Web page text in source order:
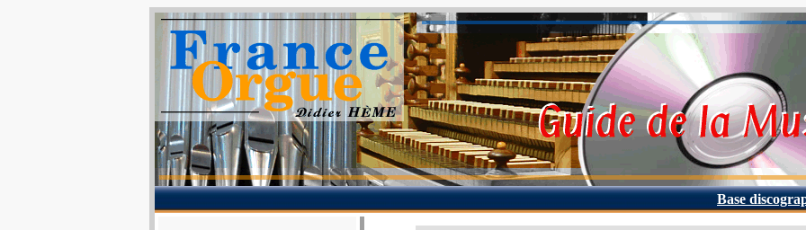
Base